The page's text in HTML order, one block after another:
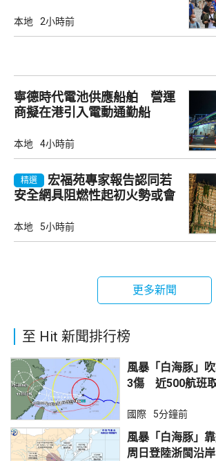
本地 2小時前
寧德時代電池供應船舶 營運
商擬在港引入電動通勤船
本地 4小時前
精選
宏福苑專家報告認同若
安全網具阻燃性起初火勢或會
本地 5小時前
更多新聞
至 Hit 新聞排行榜
風暴「白海豚」
3傷 近500航班
國際 5分鐘前
風暴「白海豚」
周日登陸浙閩沿岸